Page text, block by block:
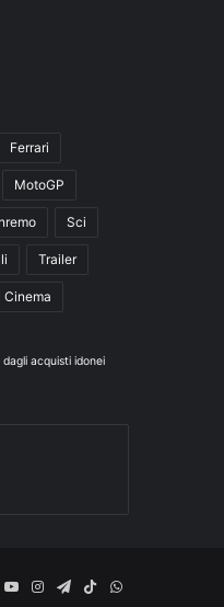
Ferrari
MotoGP
Sci
Trailer
Cinema
acquisti idonei
YouInstagram
Telegram
TikTokWhatsApp